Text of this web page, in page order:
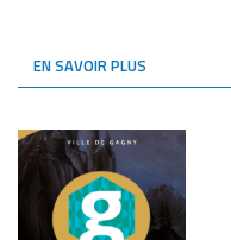
EN SAVOIR PLUS